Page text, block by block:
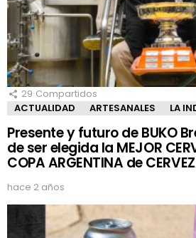
29 Compartidos
ACTUALIDAD
ARTESANALES LA
Presente y futuro de BUKO
de ser elegida la MEJOR
COPA ARGENTINA de
hace 2 años